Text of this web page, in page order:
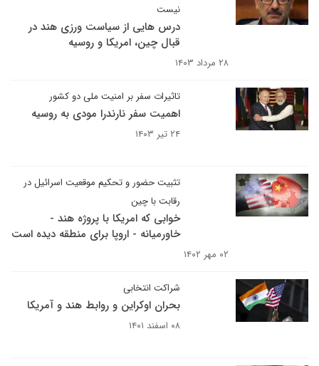
نیست
درس هایی از سیاست ورزی هند در
قبال چین، امریکا و روسیه
۲۸ مرداد ۱۴۰۳
تاثیرات سفر بر امنیت ملی دو کشور
اهمیت سفر نارندرا مودی به روسیه
۲۴ تیر ۱۴۰۳
تثبیت حضور و تحکیم موقعیت اسرائیل در
رقابت با چین
خوابی که امریکا با پروژه هند -
خاورمیانه - اروپا برای منطقه دیده است
۰۲ مهر ۱۴۰۲
شراکت انتخابی
بحران اوکراین و روابط هند و آمریکا
۰۸ اسفند ۱۴۰۱